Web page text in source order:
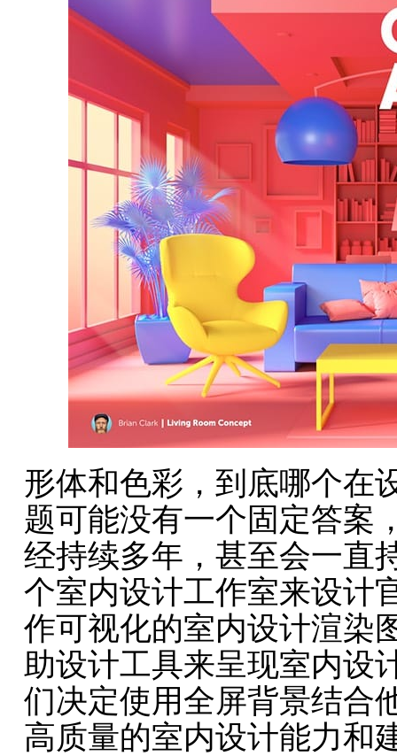
形体和色彩，到底哪个在
题可能没有一个固定答案
经持续多年，甚至会一直
个室内设计工作室来设计
作可视化的室内设计渲染
助设计工具来呈现室内设
们决定使用全屏背景结合
高质量的室内设计能力和